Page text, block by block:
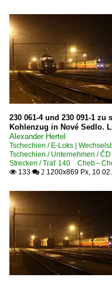
230 061-4 und 230 091-1 zu
Kohlenzug in Nové Sedlo.
Alexander Hertel
Tschechien / E-Loks |
Tschechien / Unternehmen /
Strecken / Trať 140 Cheb –
 133  2 1200x869 Px,